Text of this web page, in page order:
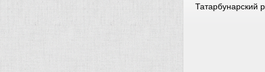
Татарбунарский